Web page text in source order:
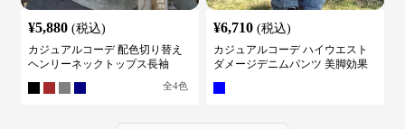
¥5,880 (税込)
カジュアルコーデ 配色切り替え
ヘンリーネックトップス長袖
全4色
¥6,710 (税込)
カジュアルコーデ ハイウエスト
ダメージデニムパンツ 美脚効果